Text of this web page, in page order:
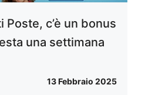
c’è un bonus
una settimana
13 Febbraio 2025